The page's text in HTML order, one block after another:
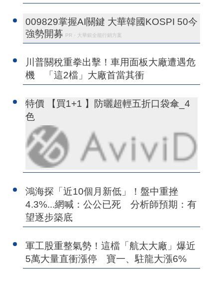
009829掌握AI關鍵 大華韓國KOSPI 50今
強勢開募
PR・大華銀全能行銷方案
川普關稅重拳出擊！車用面板大廠遭遇危
機 「這2檔」大廠首當其衝
特價 【買1+1 】防曬超輕五折口袋傘_4
色
鴻海探「近10個月新低」！盤中重挫
4.3%...網喊：公公已死 分析師預期：有
望逐步築底
軍工股重整氣勢！這檔「航太大廠」爆近
5萬大量直衝漲停 寶一、駐龍大漲6%